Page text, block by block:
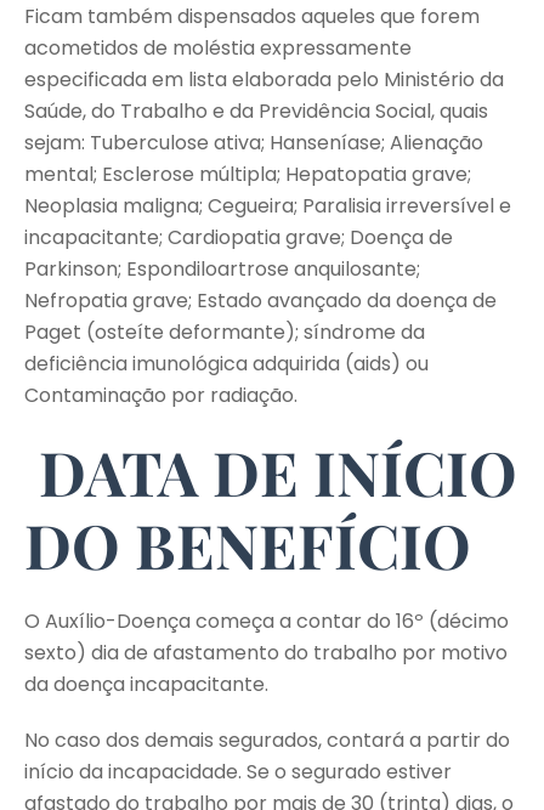
Ficam também dispensados aqueles que forem
acometidos de moléstia expressamente
especificada em lista elaborada pelo Ministério da
Saúde, do Trabalho e da Previdência Social, quais
sejam: Tuberculose ativa; Hanseníase; Alienação
mental; Esclerose múltipla; Hepatopatia grave;
Neoplasia maligna; Cegueira; Paralisia irreversível e
incapacitante; Cardiopatia grave; Doença de
Parkinson; Espondiloartrose anquilosante;
Nefropatia grave; Estado avançado da doença de
Paget (osteíte deformante); síndrome da
deficiência imunológica adquirida (aids) ou
Contaminação por radiação.
DATA DE INÍCIO
DO BENEFÍCIO
O Auxílio-Doença começa a contar do 16º (décimo
sexto) dia de afastamento do trabalho por motivo
da doença incapacitante.
No caso dos demais segurados, contará a partir do
início da incapacidade. Se o segurado estiver
afastado do trabalho por mais de 30 (trinta) dias, o